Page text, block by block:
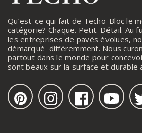
Qu’est-ce qui fait de Techo-Bloc le
catégorie? Chaque. Petit. Détail. Au
les entreprises de pavés évolues,
démarqué différemment. Nous
partout dans le monde pour
sont beaux sur la surface et durable